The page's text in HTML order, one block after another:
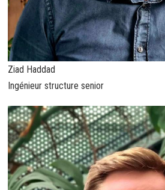
Ziad Haddad
Ingénieur structure senior